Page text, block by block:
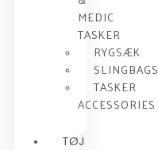
MEDIC
TASKER
RYGSÆK
SLINGBAGS
TASKER
ACCESSORIES
TØJ